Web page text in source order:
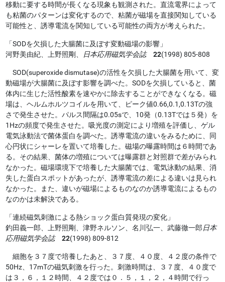
移動に要する時間が長くなる現象も観測された。直流電界によって
も粘菌のパターンは変化するので、粘菌が磁場を直接関知している
可能性と、誘導電流を関知している可能性の両方が考えられた。
「SODを欠損した大腸菌に及ぼす変動磁場の影響」
河野美由紀、上野照剛、
日本応用磁気学会誌 22(1998) 805-808
SOD(superoxide dismutase)の活性を欠損した大腸菌を用いて、変
動磁場が大腸菌に及ぼす影響を調べた。SODを欠損していると、菌
体内に生じた活性酸素を速やかに除去することができなくなる。磁
場は、ヘルムホルツコイルを用いて、ピーク値0.66,0.1,0.13Tの強
さで発生させた。パルス間隔は0.05sで、10発（0.13Tでは５発）を
1Hzの頻度で発生させた。吸光度の測定により増殖を評価し、ゲル
電気泳動法で菌体蛋白を調べた。誘導電流の違いをみるために、同
心円状にシャーレを置いて培養した。磁場の曝露時間は６時間であ
る。その結果、菌体の増殖については曝露群と対照群で差がみられ
なかった。磁場環境下で培養した大腸菌では、電気泳動の結果、消
失した蛋白スポットがあったが、誘導電流の差による違いは見られ
なかった。また、違いが磁場によるものなのか誘導電流によるもの
なのかは未解決である。
「連続磁気刺激による熱ショック蛋白質発現の変化」
釣田義一郎、上野照剛、津野ネルソン、名川弘一、武藤徹一郎日本
応用磁気学会誌
22(1998) 809-812
細胞を３７度で培養したあと、３７度、４０度、４２度の条件で
50Hz、17mTの磁気刺激を行った。刺激時間は、３７度、４０度で
は３，６，１２時間、４２度では０．５，１，２，４時間で行っ